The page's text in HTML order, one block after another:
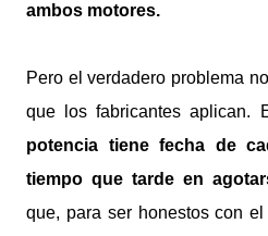
ambos motores.
Pero el verdadero problema
que los fabricantes aplican.
potencia tiene fecha de
tiempo que tarde en
que, para ser honestos con